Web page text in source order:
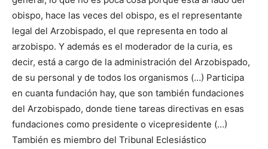
obispo, hace las veces del obispo, es el representante
legal del Arzobispado, el que representa en todo al
arzobispo. Y además es el moderador de la curia, es
decir, está a cargo de la administración del Arzobispado,
de su personal y de todos los organismos (…) Participa
en cuanta fundación hay, que son también fundaciones
del Arzobispado, donde tiene tareas directivas en esas
fundaciones como presidente o vicepresidente (…)
También es miembro del Tribunal Eclesiástico